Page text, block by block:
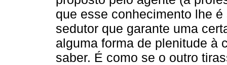
que esse conhecimento lhe
sedutor que garante uma
alguma forma de plenitude à
saber. É como se o outro